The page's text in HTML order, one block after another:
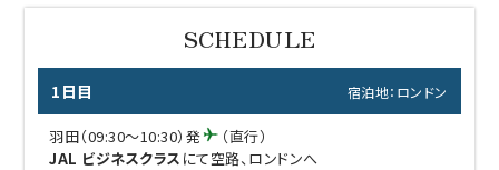
1日目 宿泊地：ロンドン
羽田（09:30～10:30）発
（直行）
JAL ビジネスクラス にて空路、ロンドンへ